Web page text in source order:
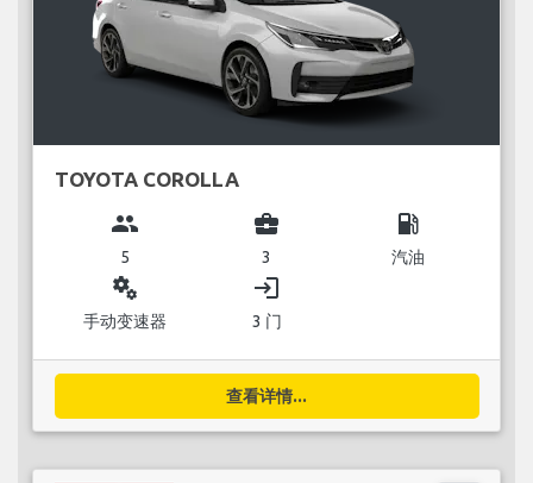
TOYOTA COROLLA
group
5
business_center
3
local_gas_station
汽油
miscellaneous_services
手动变速器
login
3 门
查看详情...